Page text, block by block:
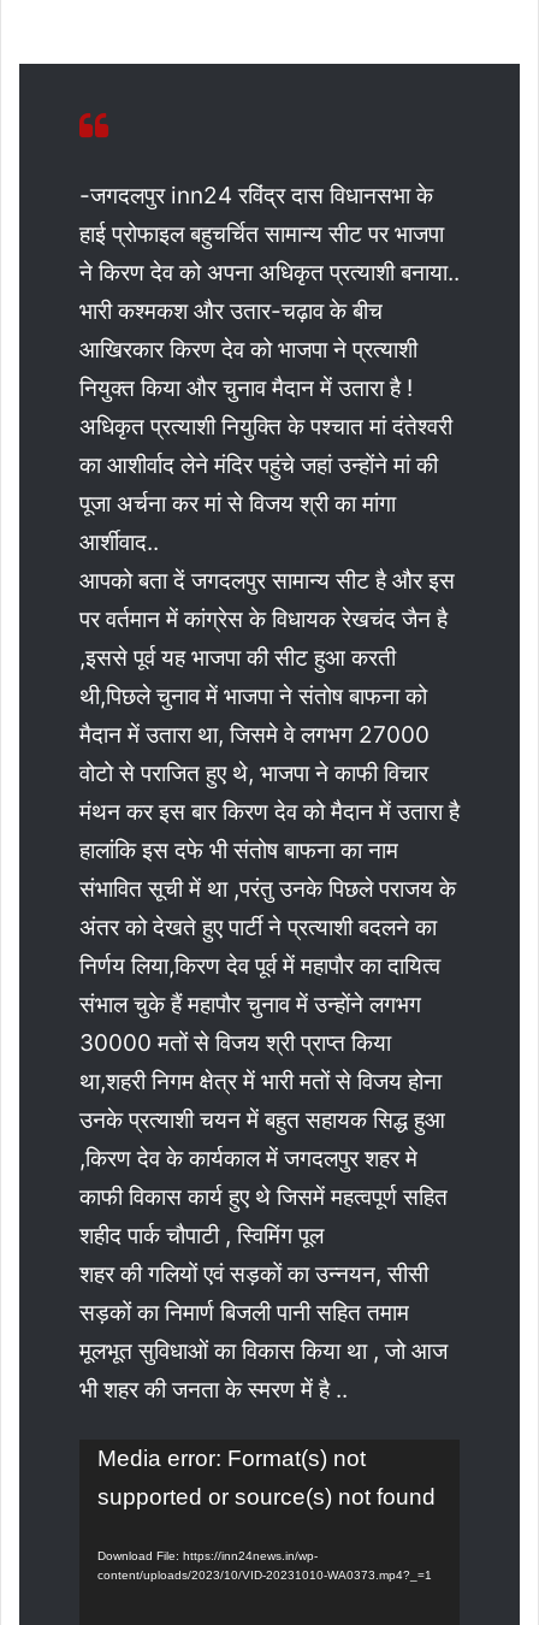
-जगदलपुर inn24 रविंद्र दास विधानसभा के
हाई प्रोफाइल बहुचर्चित सामान्य सीट पर भाजपा
ने किरण देव को अपना अधिकृत प्रत्याशी बनाया..
भारी कश्मकश और उतार-चढ़ाव के बीच
आखिरकार किरण देव को भाजपा ने प्रत्याशी
नियुक्त किया और चुनाव मैदान में उतारा है !
अधिकृत प्रत्याशी नियुक्ति के पश्चात मां दंतेश्वरी
का आशीर्वाद लेने मंदिर पहुंचे जहां उन्होंने मां की
पूजा अर्चना कर मां से विजय श्री का मांगा
आर्शीवाद..
आपको बता दें जगदलपुर सामान्य सीट है और इस
पर वर्तमान में कांग्रेस के विधायक रेखचंद जैन है
,इससे पूर्व यह भाजपा की सीट हुआ करती
थी,पिछले चुनाव में भाजपा ने संतोष बाफना को
मैदान में उतारा था, जिसमे वे लगभग 27000
वोटो से पराजित हुए थे, भाजपा ने काफी विचार
मंथन कर इस बार किरण देव को मैदान में उतारा है
हालांकि इस दफे भी संतोष बाफना का नाम
संभावित सूची में था ,परंतु उनके पिछले पराजय के
अंतर को देखते हुए पार्टी ने प्रत्याशी बदलने का
निर्णय लिया,किरण देव पूर्व में महापौर का दायित्व
संभाल चुके हैं महापौर चुनाव में उन्होंने लगभग
30000 मतों से विजय श्री प्राप्त किया
था,शहरी निगम क्षेत्र में भारी मतों से विजय होना
उनके प्रत्याशी चयन में बहुत सहायक सिद्ध हुआ
,किरण देव के कार्यकाल में जगदलपुर शहर मे
काफी विकास कार्य हुए थे जिसमें महत्वपूर्ण सहित
शहीद पार्क चौपाटी , स्विमिंग पूल
शहर की गलियों एवं सड़कों का उन्नयन, सीसी
सड़कों का निमार्ण बिजली पानी सहित तमाम
मूलभूत सुविधाओं का विकास किया था , जो आज
भी शहर की जनता के स्मरण में है ..
Video
Media error: Format(s) not
supported or source(s) not found
Download File: https://inn24news.in/wp-
content/uploads/2023/10/VID-20231010-WA0373.mp4?_=1